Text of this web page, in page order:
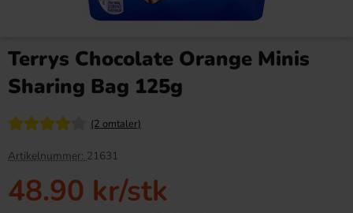
Chocolate 50g
34.90 kr
Terrys Chocolate Orange Minis
Sharing Bag 125g
(2 omtaler)
Artikelnummer: 21631
48.90 kr/stk